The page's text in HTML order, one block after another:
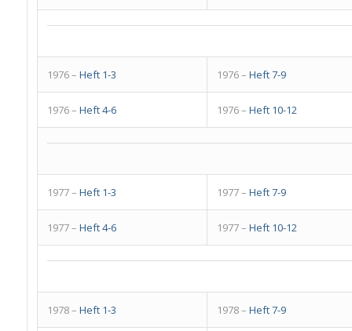
1976 – Heft 1-3 1976 – Heft 7-9
1976 – Heft 4-6 1976 – Heft 10-12
1977 – Heft 1-3 1977 – Heft 7-9
1977 – Heft 4-6 1977 – Heft 10-12
1978 – Heft 1-3 1978 – Heft 7-9